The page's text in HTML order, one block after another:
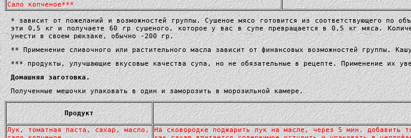
Сало копченое***
* зависит от пожеланий и возможностей группы. Сушеное мясо готовится из соответствующего
эти 0,5 кг и получаете 60 гр сушеного, которое у вас в супе превращается в 0,5 кг мяса.
унести в своем рюкзаке, обычно -200 гр.
** Применение сливочного или растительного масла зависит от финансовых возможностей группы.
*** продукты, улучшающие вкусовые качества супа, но не обязательные в рецепте. Применение их
Домашняя заготовка.
Полученные мешочки упаковать в один и заморозить в морозильной камере.
Продукт
Лук, томатная паста, сахар, масло,
На сковородке поджарить лук на масле, через 5 мин. добавить